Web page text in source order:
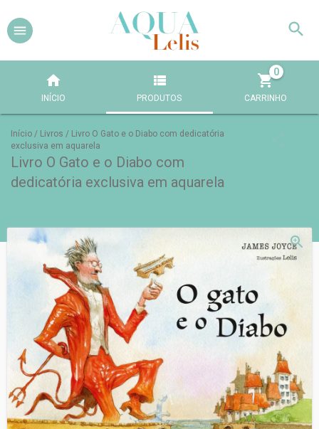
INÍCIO PRODUTOS CARRINHO
0
Início / Livros / Livro O Gato e o Diabo com dedicatória
exclusiva em aquarela
Livro O Gato e o Diabo com
dedicatória exclusiva em aquarela